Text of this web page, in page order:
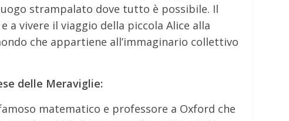
strampalato dove tutto è possibile. Il
vivere il viaggio della piccola Alice alla
che appartiene all’immaginario collettivo
delle Meraviglie:
matematico e professore a Oxford che